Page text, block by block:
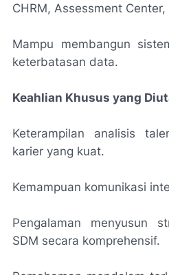
CHRM, Assessment
Mampu membangun
keterbatasan data.
Keahlian Khusus yang
Keterampilan analisis
karier yang kuat.
Kemampuan komunikasi
Pengalaman menyusun
SDM secara komprehensif.